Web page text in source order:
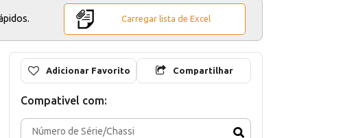
Carregar lista de Excel
Adicionar Favorito Compartilhar
Compativel com: